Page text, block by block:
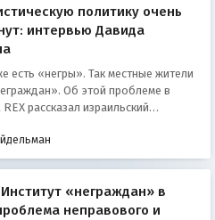
политику очень
интервью Давида
есть «негры». Так местные жители
Об этой проблеме в
рассказал израильский
«неграждан» в
неправового и